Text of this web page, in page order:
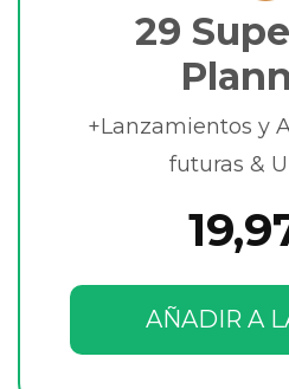
29
+Lanzamientos y
futuras &
AÑADIR A